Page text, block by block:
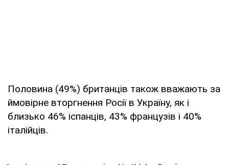
Половина (49%) британців також вважають за
ймовірне вторгнення Росії в Україну, як і
близько 46% іспанців, 43% французів і 40%
італійців.